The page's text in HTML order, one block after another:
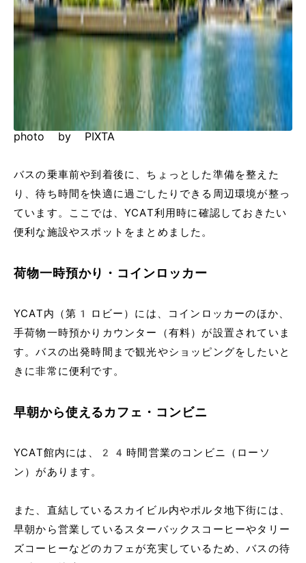
photo by PIXTA
バスの乗車前や到着後に、ちょっとした準備を整えた
り、待ち時間を快適に過ごしたりできる周辺環境が整っ
ています。ここでは、YCAT利用時に確認しておきたい
便利な施設やスポットをまとめました。
荷物一時預かり・コインロッカー
YCAT内（第1ロビー）には、コインロッカーのほか、
手荷物一時預かりカウンター（有料）が設置されていま
す。バスの出発時間まで観光やショッピングをしたいと
きに非常に便利です。
早朝から使えるカフェ・コンビニ
YCAT館内には、24時間営業のコンビニ（ローソ
ン）があります。
また、直結しているスカイビル内やポルタ地下街には、
早朝から営業しているスターバックスコーヒーやタリー
ズコーヒーなどのカフェが充実しているため、バスの待